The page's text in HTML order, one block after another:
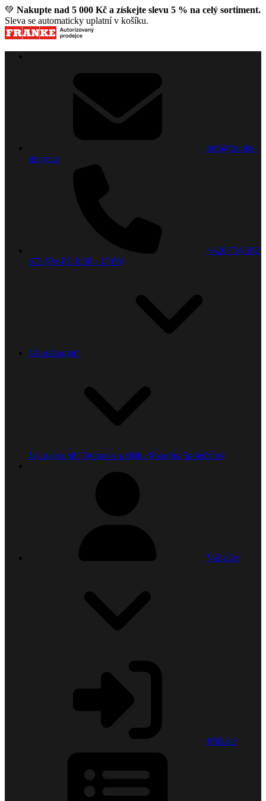
💚 Nakupte nad 5 000 Kč a získejte slevu 5 % na celý sortiment.
Sleva se automaticky uplatní v košíku.
info@franke-
drezy.cz
+420 734 592
672 (Po-Pá: 8:30 - 17:00)
Jak nakoupit?
Jak nakoupit? Doprava a platba Poradna Společnost
Váš účet
Přihlásit